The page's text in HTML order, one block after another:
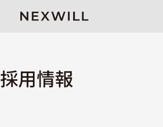
採用情報